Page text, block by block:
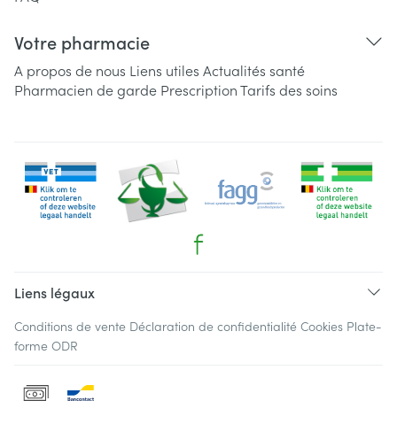
Votre pharmacie
A propos de nous Liens utiles Actualités santé
Pharmacien de garde PrescriptionTarifs des soins
Liens légaux
Conditions de vente Déclaration de confidentialité Cookies Plate-
forme ODR